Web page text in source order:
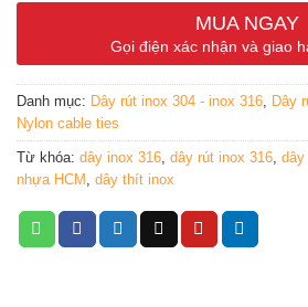
MUA NGAY
Gọi điện xác nhận và giao
Danh mục: Dây rút inox 304 - inox 316
Dây
Nylon cable ties
Từ khóa: dây inox 316 dây rút inox 316 dây
nhựa HCM
dây thít inox